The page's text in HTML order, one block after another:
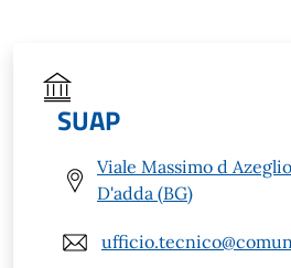
SUAP
Viale Massimo d
D'adda (BG)